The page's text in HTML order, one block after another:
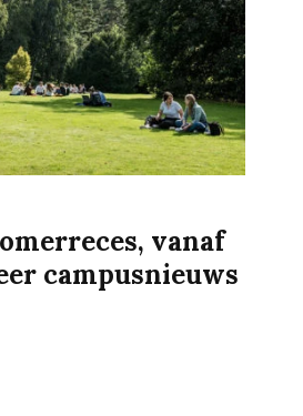
vanaf
campusnieuws